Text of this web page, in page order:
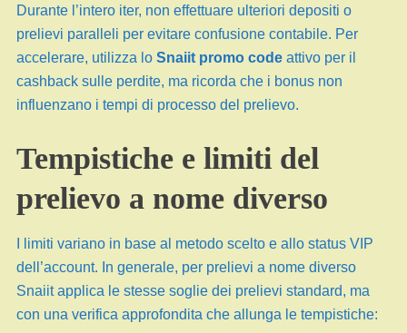
Durante l’intero iter, non effettuare ulteriori depositi o
prelievi paralleli per evitare confusione contabile. Per
accelerare, utilizza lo Snaiit promo codeattivo per il
cashback sulle perdite, ma ricorda che i bonus non
influenzano i tempi di processo del prelievo.
Tempistiche e limiti del
prelievo a nome diverso
I limiti variano in base al metodo scelto e allo status VIP
dell’account. In generale, per prelievi a nome diverso
Snaiit applica le stesse soglie dei prelievi standard, ma
con una verifica approfondita che allunga le tempistiche: